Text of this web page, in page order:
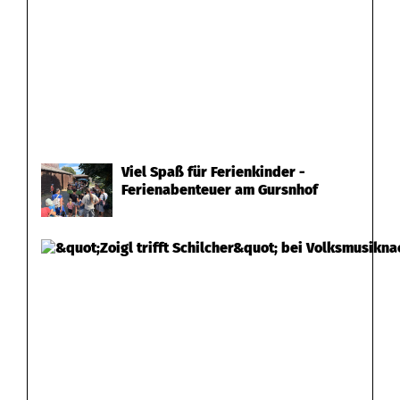
Viel Spaß für Ferienkinder -
Ferienabenteuer am Gursnhof